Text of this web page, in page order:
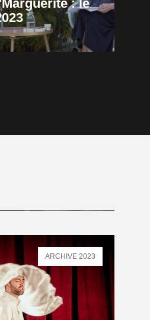
: le
ARCHIVE 2023